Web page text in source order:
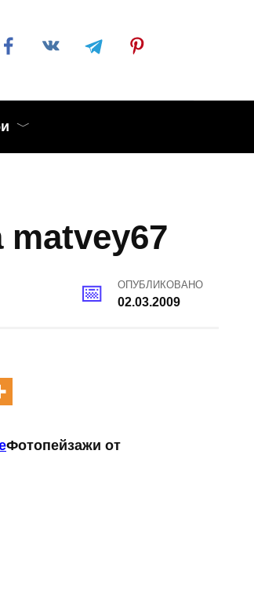
ОПУБЛИКОВАНО
02.03.2009
Фотопейзажи от